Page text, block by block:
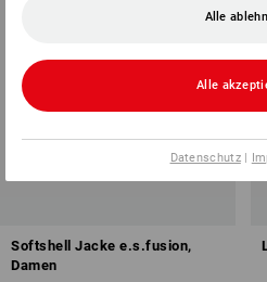
Softshell Jacke e.s.fusion,
Damen
Alle
Alle
Datenschutz|